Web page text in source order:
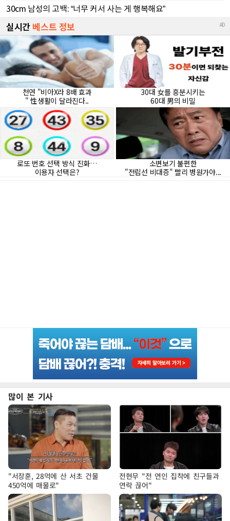
많이 본 기사
"서장훈, 28억에 산 서초 건물
450억에 매물로"
전현무 "전 연인 집착에 친구들과
연락 끊어"